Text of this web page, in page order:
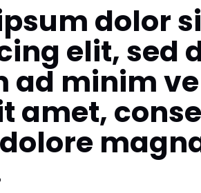
dolor
elit, sed
ad minim
amet,